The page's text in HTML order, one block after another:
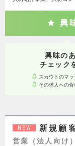
興
興味の
チェック
スカウトのマ
その求人への
NEW 新規顧
営業（法人向け）